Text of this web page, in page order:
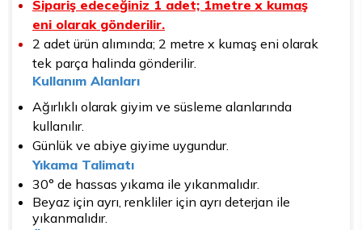
Sipariş edeceğiniz 1 adet; 1metre x kumaş
eni olarak gönderilir.
2 adet ürün alımında; 2 metre x kumaş eni olarak
tek parça halinda gönderilir.
Kullanım Alanları
Ağırlıklı olarak giyim ve süsleme alanlarında
kullanılır.
Günlük ve abiye giyime uygundur.
Yıkama Talimatı
30° de hassas yıkama ile yıkanmalıdır.
Beyaz için ayrı, renkliler için ayrı deterjan ile
yıkanmalıdır.